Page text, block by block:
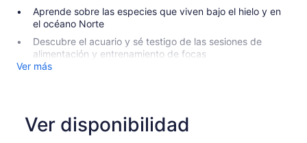
Aprende sobre las especies que viven bajo el hielo y en
el océano Norte
Descubre el acuario y sé testigo de las sesiones de
alimentación y entrenamiento de focas
Ver más
Ver disponibilidad